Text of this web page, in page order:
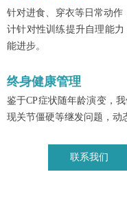
联系我们
针对进食、穿衣等日常动
计针对性训练提升自理能
能进步。
终身健康管理
鉴于CP症状随年龄演变，
现关节僵硬等继发问题，动